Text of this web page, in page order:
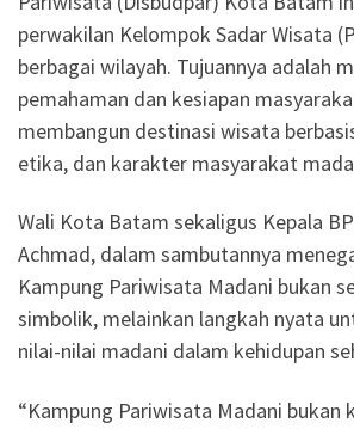
perwakilan Kelompok Sadar Wisata
berbagai wilayah. Tujuannya adalah
pemahaman dan kesiapan
membangun destinasi wisata
etika, dan karakter masyarakat
Wali Kota Batam sekaligus Kepala
Achmad, dalam sambutannya
Kampung Pariwisata Madani bukan
simbolik, melainkan langkah nyata
nilai-nilai madani dalam kehidupan
“Kampung Pariwisata Madani bukan